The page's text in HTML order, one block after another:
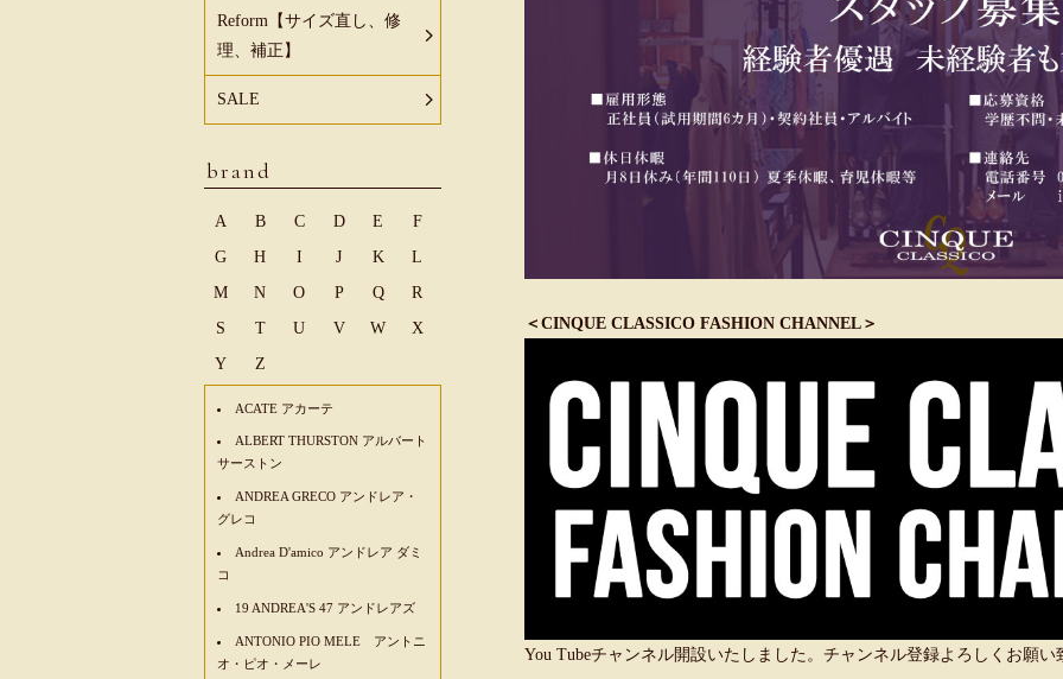
＜CINQUE CLASSICO FASHION CHANNEL＞
You Tubeチャンネル開設いたしました。チャンネル登録よろしくお願い
Reform【サイズ直し、修
理、補正】
SALE
brand
A B C D E
F
G
H I J K
L
M
N O P Q
R
S
T U V W
X
Y
Z
ACATE アカーテ
ALBERT THURSTON アルバート
サーストン
ANDREA GRECO アンドレア・
グレコ
Andrea D'amico アンドレア ダミ
コ
19 ANDREA'S 47 アンドレアズ
ANTONIO PIO MELE アントニ
オ・ピオ・メーレ